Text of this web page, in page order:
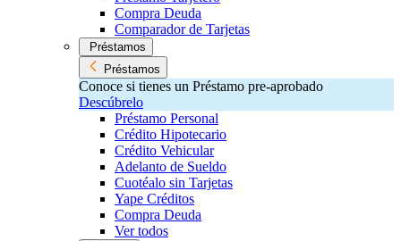
Compra Deuda
Comparador de Tarjetas
Préstamos
Préstamos
Conoce si tienes un Préstamo pre-aprobado
Descúbrelo
Préstamo Personal
Crédito Hipotecario
Crédito Vehicular
Adelanto de Sueldo
Cuotéalo sin Tarjetas
Yape Créditos
Compra Deuda
Ver todos